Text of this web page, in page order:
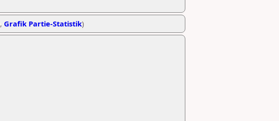
, Grafik Partie-Statistik)